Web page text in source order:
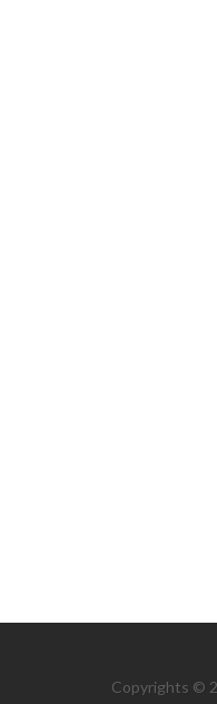
Copyrights ©